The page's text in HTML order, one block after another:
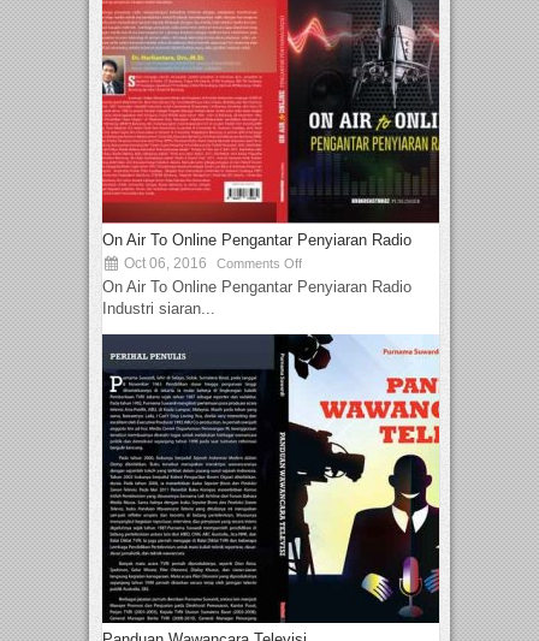
On Air To Online Pengantar Penyiaran Radio
Oct 06, 2016 Comments Off
On Air To Online Pengantar Penyiaran Radio
Industri siaran...